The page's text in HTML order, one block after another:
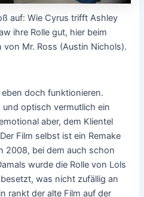
auf: Wie Cyrus trifft Ashley
ihre Rolle gut, hier beim
von Mr. Ross (Austin Nichols).
doch funktionieren.
optisch vermutlich ein
aber, dem Klientel
Film selbst ist ein Remake
2008, bei dem auch schon
wurde die Rolle von Lols
was nicht zufällig an
rankt der alte Film auf der